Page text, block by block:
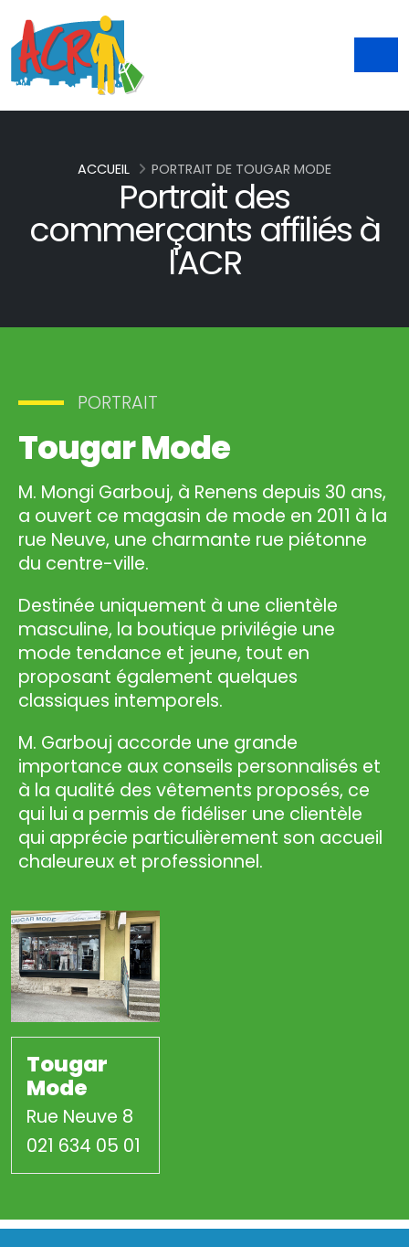
Portrait des
commerçants affiliés à
l'ACR
ACCUEIL PORTRAIT DE TOUGAR MODE
PORTRAIT
Tougar Mode
M. Mongi Garbouj, à Renens depuis 30 ans,
a ouvert ce magasin de mode en 2011 à la
rue Neuve, une charmante rue piétonne
du centre-ville.
Destinée uniquement à une clientèle
masculine, la boutique privilégie une
mode tendance et jeune, tout en
proposant également quelques
classiques intemporels.
M. Garbouj accorde une grande
importance aux conseils personnalisés et
à la qualité des vêtements proposés, ce
qui lui a permis de fidéliser une clientèle
qui apprécie particulièrement son accueil
chaleureux et professionnel.
Tougar
Mode
Rue Neuve 8
021 634 05 01